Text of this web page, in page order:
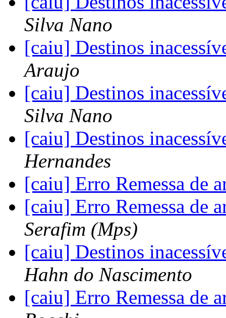
Silva Nano
[caiu] Destinos
Araujo
[caiu] Destinos
Silva Nano
[caiu] Destinos
Hernandes
[caiu] Erro Remessa de
[caiu] Erro Remessa de
Serafim (Mps)
[caiu] Destinos
Hahn do Nascimento
[caiu] Erro Remessa de